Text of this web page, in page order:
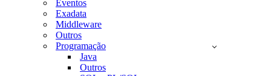
Eventos
Exadata
Middleware
Outros
Programação
Java
Outros